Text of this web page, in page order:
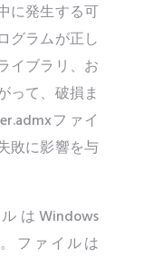
に発生する可
グラムが正し
イブラリ、お
って、破損ま
ファイ
敗に影響を与
はWindows
ファイルは